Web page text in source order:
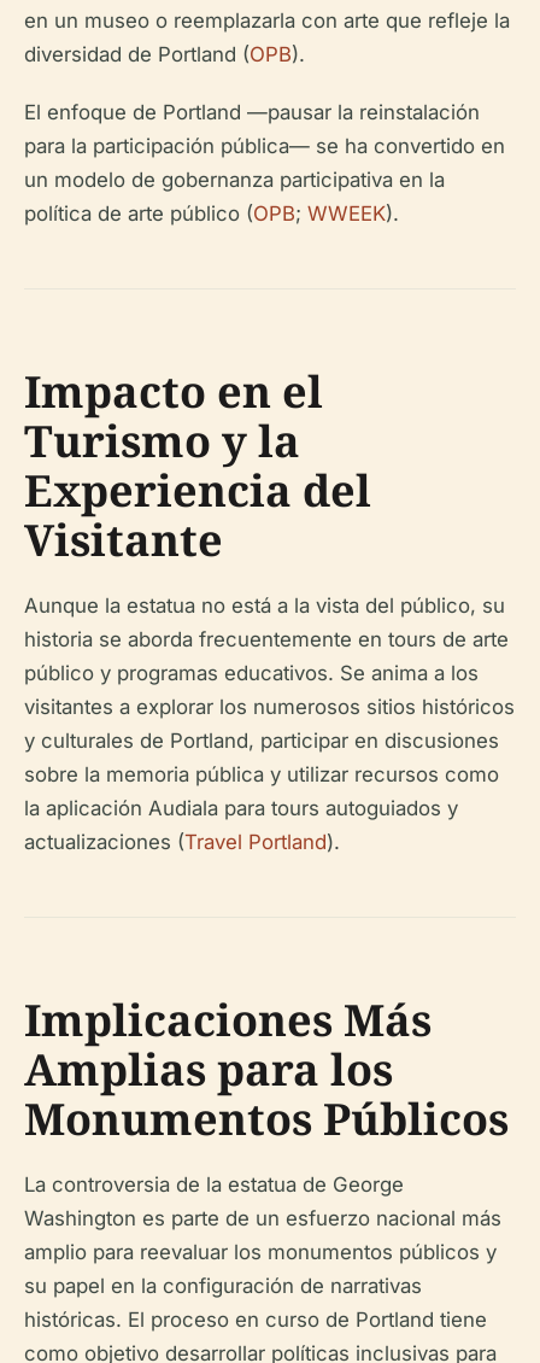
en un museo o reemplazarla con arte que refleje la
diversidad de Portland (OPB).
El enfoque de Portland —pausar la reinstalación
para la participación pública— se ha convertido en
un modelo de gobernanza participativa en la
política de arte público (OPB; WWEEK).
Impacto en el
Turismo y la
Experiencia del
Visitante
Aunque la estatua no está a la vista del público, su
historia se aborda frecuentemente en tours de arte
público y programas educativos. Se anima a los
visitantes a explorar los numerosos sitios históricos
y culturales de Portland, participar en discusiones
sobre la memoria pública y utilizar recursos como
la aplicación Audiala para tours autoguiados y
actualizaciones (Travel Portland).
Implicaciones Más
Amplias para los
Monumentos Públicos
La controversia de la estatua de George
Washington es parte de un esfuerzo nacional más
amplio para reevaluar los monumentos públicos y
su papel en la configuración de narrativas
históricas. El proceso en curso de Portland tiene
como objetivo desarrollar políticas inclusivas para